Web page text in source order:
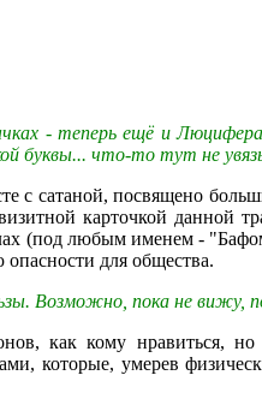
- теперь ещё и
буквы... что-то тут не
с сатаной, посвящено
карточкой данной
(под любым именем -
для общества.
Возможно, пока не вижу,
как кому нравиться, но
которые, умерев